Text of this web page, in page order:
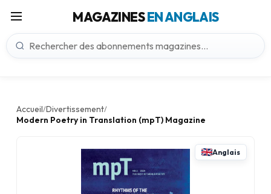
MAGAZINESEN ANGLAIS
Accueil/Divertissement/
Modern Poetry in Translation (mpT) Magazine
Anglais